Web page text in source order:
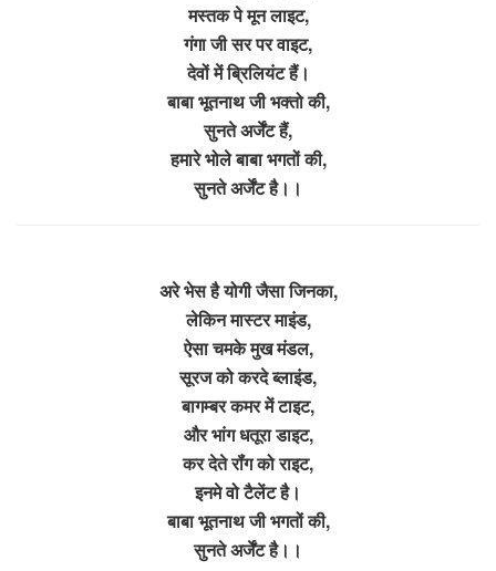
मस्तक पे मून लाइट,
गंगा जी सर पर वाइट,
देवों में ब्रिलियंट हैं।
बाबा भूतनाथ जी भक्तो की,
सुनते अर्जेंट हैं,
हमारे भोले बाबा भगतों की,
सुनते अर्जेंट है।।
अरे भेस है योगी जैसा जिनका,
लेकिन मास्टर माइंड,
ऐसा चमके मुख मंडल,
सूरज को करदे ब्लाइंड,
बागम्बर कमर में टाइट,
और भांग धतूरा डाइट,
कर देते रॉंग को राइट,
इनमे वो टैलेंट है।
बाबा भूतनाथ जी भगतों की,
सुनते अर्जेंट है।।